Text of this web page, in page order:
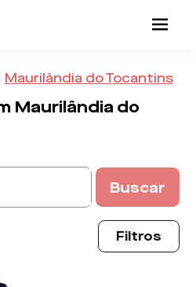
Maurilândia do Tocantins
Maurilândia do
Buscar
Filtros